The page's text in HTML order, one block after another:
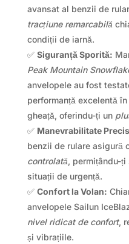
avansat al benzii de
tracțiune remarcabilă
condiții de iarnă.
✅ Siguranță Sporită:
Peak Mountain
anvelopele au fost
performanță excelentă
gheață, oferindu-ți un
✅ Manevrabilitate
benzii de rulare asigură
controlată, permițându-
situații de urgență.
✅ Confort la Volan:
anvelopele Sailun
nivel ridicat de confort,
și vibrațiile.